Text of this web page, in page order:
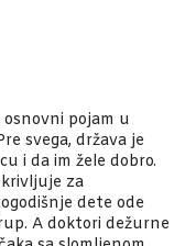
osnovni pojam u
svega, država je
i da im žele dobro.
za
dete ode
A doktori dežurne